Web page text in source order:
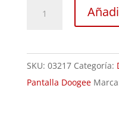
V31
GT
cantidad
SKU: 03217 Categoría:
Pantalla Doogee